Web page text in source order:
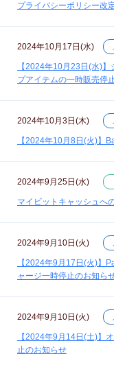
プライバシーポリシー改
2024年10月17日(水)
【2024年10月23日(水)
プアイテムの一時販売停
2024年10月3日(木)
【2024年10月8日(火)】
2024年9月25日(水)
マイビットキャッシュへ
2024年9月10日(火)
【2024年9月17日(火)】
ャージ一時停止のお知ら
2024年9月10日(火)
【2024年9月14日(土)】
止のお知らせ